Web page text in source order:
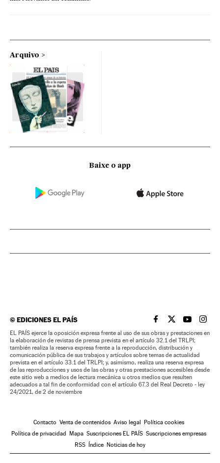
Arquivo
Baixe o app
©EDICIONES EL PAÍS EL PAÍS BRASIL EN
EL PAÍSEL PAÍS
EL
EL PAÍS ejerce la oposición expresa frente al uso de sus obras y prestaciones en
la elaboración de revistas de prensa prevista en el artículo 32.1 del TRLPI;
también realiza la reserva expresa frente a la reproducción, distribución y
comunicación pública de sus trabajos y artículos sobre temas de actualidad
prevista en el artículo 33.1 del TRLPI; y, asimismo, realiza una reserva expresa
de las reproducciones y usos de las obras y otras prestaciones accesibles desde
este sitio web a medios de lectura mecánica u otros medios que resulten
adecuados a tal fin de conformidad con el artículo 67.3 del Real Decreto - ley
24/2021, de 2 de noviembre
Contacto Venta de contenidos Aviso legal Política cookies
Política de privacidad Mapa Suscripciones EL PAÍS Suscripciones empresas
RSS Índice Noticias de hoy